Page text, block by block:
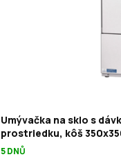
Umývačka na sklo s
prostriedku, kôš
5 DNŮ